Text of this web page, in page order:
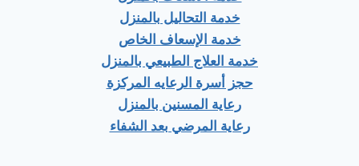
خدمة التحاليل بالمنزل
خدمة الإسعاف الخاص
خدمة العلاج الطبيعي بالمنزل
حجز أسرة الرعايه المركزة
رعاية المسنين بالمنزل
رعاية المرضي بعد الشفاء